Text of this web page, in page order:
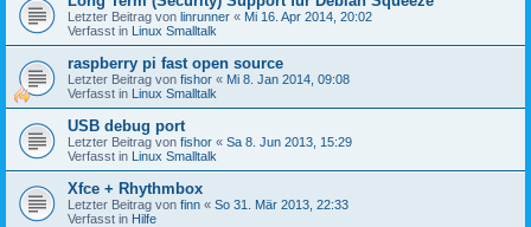
Letzter Beitrag von linrunner « Mi 16. Apr 2014, 20:02
Verfasst in Linux Smalltalk
raspberry pi fast open source
Letzter Beitrag von fishor « Mi 8. Jan 2014, 09:08
Verfasst in Linux Smalltalk
USB debug port
Letzter Beitrag von fishor « Sa 8. Jun 2013, 15:29
Verfasst in Linux Smalltalk
Xfce + Rhythmbox
Letzter Beitrag von finn « So 31. Mär 2013, 22:33
Verfasst in Hilfe